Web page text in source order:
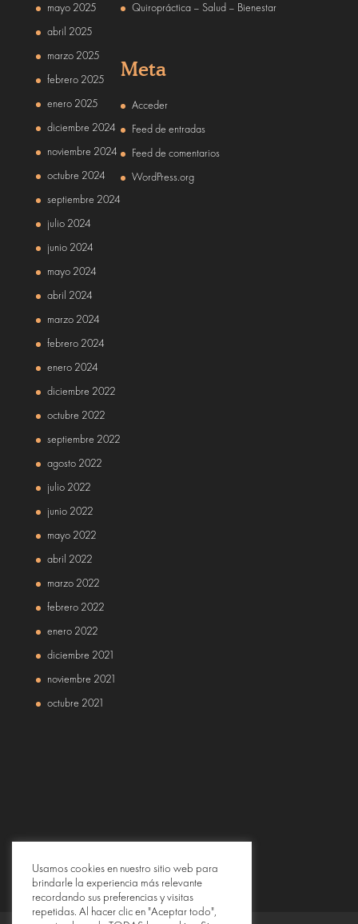
mayo 2025
abril 2025
marzo 2025
febrero 2025
enero 2025
diciembre 2024
noviembre 2024
octubre 2024
septiembre 2024
julio 2024
junio 2024
mayo 2024
abril 2024
marzo 2024
febrero 2024
enero 2024
diciembre 2022
octubre 2022
septiembre 2022
agosto 2022
julio 2022
junio 2022
mayo 2022
abril 2022
marzo 2022
febrero 2022
enero 2022
diciembre 2021
noviembre 2021
octubre 2021
Quiropráctica – Salud – Bienestar
Meta
Acceder
Feed de entradas
Feed de comentarios
WordPress.org
Usamos cookies en nuestro sitio web para
brindarle la experiencia más relevante
recordando sus preferencias y visitas
repetidas. Al hacer clic en "Aceptar todo",